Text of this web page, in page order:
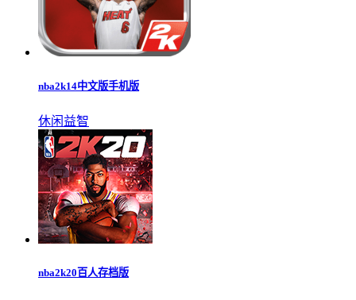
nba2k14中文版手机版
休闲益智
nba2k20百人存档版